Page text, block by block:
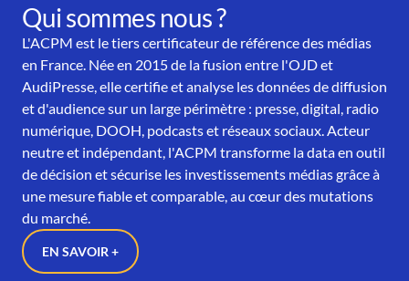
Qui sommes nous ?
L'ACPM est le tiers certificateur de référence des médias
en France. Née en 2015 de la fusion entre l'OJD et
AudiPresse, elle certifie et analyse les données de diffusion
et d'audience sur un large périmètre : presse, digital, radio
numérique, DOOH, podcasts et réseaux sociaux. Acteur
neutre et indépendant, l'ACPM transforme la data en outil
de décision et sécurise les investissements médias grâce à
une mesure fiable et comparable, au cœur des mutations
du marché.
EN SAVOIR +